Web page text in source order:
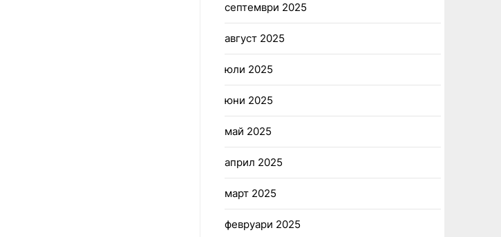
септември 2025
август 2025
юли 2025
юни 2025
май 2025
април 2025
март 2025
февруари 2025